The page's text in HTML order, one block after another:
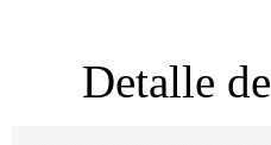
Detalle